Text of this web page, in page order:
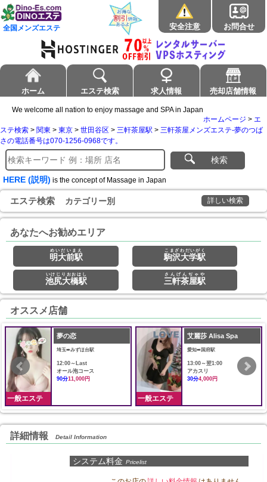
全国メンズエステ 安全注意 お問合せ
ホーム エステ検索 求人情報 売却店舗情報
We welcome all nation to enjoy massage and SPA in Japan
ホームページ > エ
ステ検索 > 関東 > 東京 > 世田谷区 > 三軒茶屋駅 > 三軒茶屋メンズエステ-夢のつば
さの電話番号は070-1256-0968です。
検索
HERE (説明) is the concept of Massage in Japan
エステ検索 カテゴリー別 詳しい検索
あなたへお勧めエリア
明大前駅
めいだいまえ
駒沢大学駅
こまざわだいがく
池尻大橋駅
いけじりおおはし
三軒茶屋駅
さんげんぢゃや
オススメ店舗
一般エステ
夢の恋
埼玉➠みずほ台駅
12:00～Last
オール泡コース
90分11,000円
一般エステ
艾麗莎 Alisa Spa
愛知➠国府駅
13:00～翌1:00
アカスリ
30分4,000円
詳細情報 Detail Information
システム料金 Pricelist